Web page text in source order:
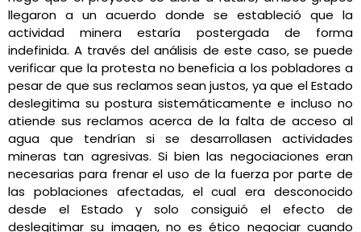
llegaron a un acuerdo donde se estableció que la
actividad minera estaría postergada de forma
indefinida. A través del análisis de este caso, se puede
verificar que la protesta no beneficia a los pobladores a
pesar de que sus reclamos sean justos, ya que el Estado
deslegitima su postura sistemáticamente e incluso no
atiende sus reclamos acerca de la falta de acceso al
agua que tendrían si se desarrollasen actividades
mineras tan agresivas. Si bien las negociaciones eran
necesarias para frenar el uso de la fuerza por parte de
las poblaciones afectadas, el cual era desconocido
desde el Estado y solo consiguió el efecto de
deslegitimar su imagen, no es ético negociar cuando